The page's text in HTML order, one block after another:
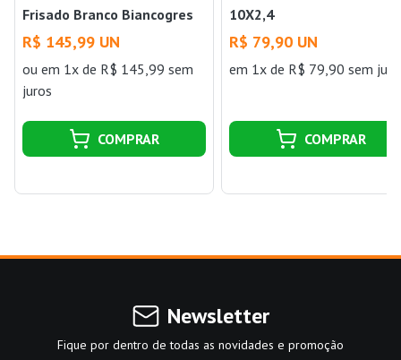
Frisado Branco Biancogres
R$ 145,99 UN
ou em 1x de R$ 145,99 sem
juros
COMPRAR
10X2,4
R$ 79,90 UN
em 1x de R$ 79,90 sem
COMPRAR
Newsletter
Fique por dentro de todas as novidades e promoção